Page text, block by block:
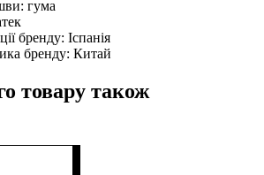
гума
бренду: Іспанія
бренду: Китай
товару також